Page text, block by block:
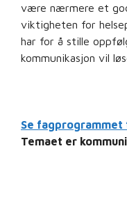
være nærmere et
viktigheten for
har for å stille
kommunikasjon vil
Se fagprogrammet
Temaet er